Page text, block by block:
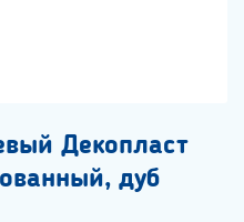
Декопласт
дуб